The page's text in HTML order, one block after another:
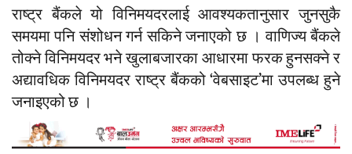
राष्ट्र बैंकले यो विनिमयदरलाई आवश्यकतानुसार जुनसुकै
समयमा पनि संशोधन गर्न सकिने जनाएको छ । वाणिज्य बैंकले
तोक्ने विनिमयदर भने खुलाबजारका आधारमा फरक हुनसक्ने र
अद्यावधिक विनिमयदर राष्ट्र बैंकको ‘वेबसाइट’मा उपलब्ध हुने
जनाइएको छ ।